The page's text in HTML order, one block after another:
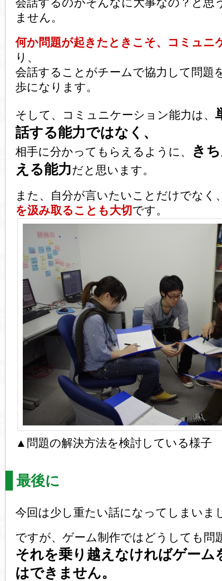
会話するのがそんなに大事なの？と思
ません。
何か問題が起きたときこそ、コミュニ
り、
会話することがチームで協力して問題
歩になります。
そして、コミュニケーション能力は、
話する能力ではなく、
相手に分かってもらえるように、
き
える能力だと思います。
また、自分が言いたいことだけでなく
を汲み取ることも大切 です。
▲問題の解決方法を検討している様子
最後に
今回は少し重たい話になってしまいま
ですが、ゲーム制作ではどうしても問
それを乗り越えなければゲーム
はできません。